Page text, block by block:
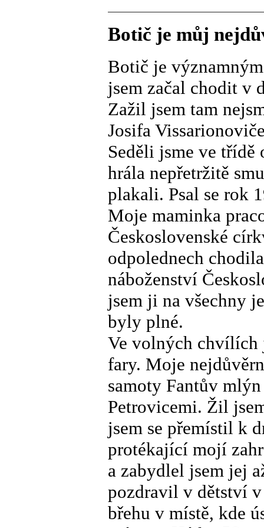
Botič je můj
Botič je
jsem začal chodit v
Zažil jsem tam
Josifa
Seděli jsme ve třídě
hrála nepřetržitě
plakali. Psal se rok
Moje maminka
Československé
odpolednech
náboženství
jsem ji na všechny
byly plné.
Ve volných chvílích
fary. Moje
samoty Fantův
Petrovicemi. Žil
jsem se přemístil k
protékající mojí
a zabydlel jsem jej
pozdravil v dětství
břehu v místě, kde